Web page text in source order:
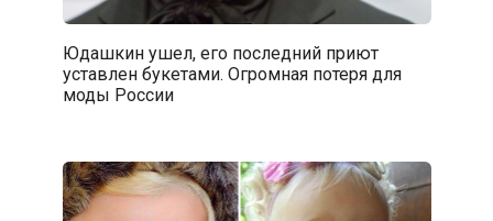
Юдашкин ушел, его последний приют
уставлен букетами. Огромная потеря для
моды России